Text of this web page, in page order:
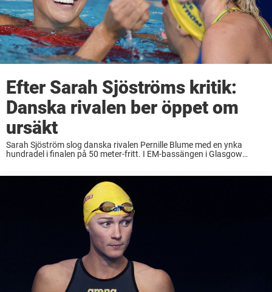
Efter Sarah Sjöströms kritik:
Danska rivalen ber öppet om
ursäkt
Sarah Sjöström slog danska rivalen Pernille Blume med en ynka
hundradel i finalen på 50 meter-fritt. I EM-bassängen i Glasgow